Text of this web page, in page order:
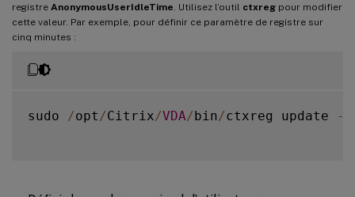
registre AnonymousUserIdleTime . Utilisez l’outil ctxreg pour modifier
cette valeur. Par exemple, pour définir ce paramètre de registre sur
cinq minutes :
sudo /opt /Citrix/VDA/bin/ctxreg update -